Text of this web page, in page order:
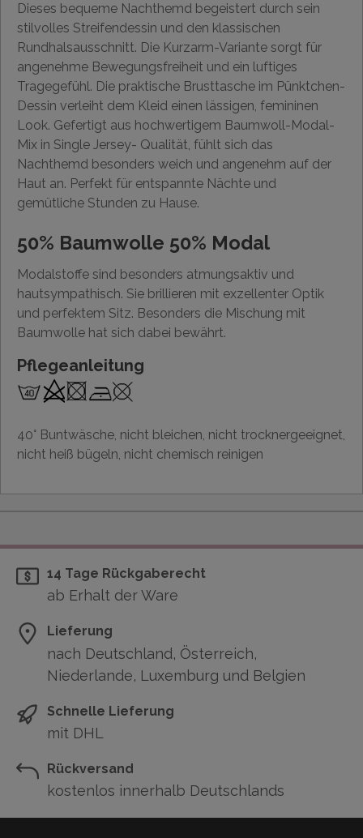
Dieses bequeme Nachthemd begeistert durch sein
stilvolles Streifendessin und den klassischen
Rundhalsausschnitt. Die Kurzarm-Variante sorgt für
angenehme Bewegungsfreiheit und ein luftiges
Tragegefühl. Die praktische Brusttasche im Pünktchen-
Dessin verleiht dem Kleid einen lässigen, femininen
Look. Gefertigt aus hochwertigem Baumwoll-Modal-
Mix in Single Jersey- Qualität, fühlt sich das
Nachthemd besonders weich und angenehm auf der
Haut an. Perfekt für entspannte Nächte und
gemütliche Stunden zu Hause.
50% Baumwolle 50% Modal
Modalstoffe sind besonders atmungsaktiv und
hautsympathisch. Sie brillieren mit exzellenter Optik
und perfektem Sitz. Besonders die Mischung mit
Baumwolle hat sich dabei bewährt.
Pflegeanleitung
40° Buntwäsche, nicht bleichen, nicht trocknergeeignet,
nicht heiß bügeln, nicht chemisch reinigen
14 Tage Rückgaberecht
ab Erhalt der Ware
Lieferung
nach Deutschland, Österreich,
Niederlande, Luxemburg und Belgien
Schnelle Lieferung
mit DHL
Rückversand
kostenlos innerhalb Deutschlands